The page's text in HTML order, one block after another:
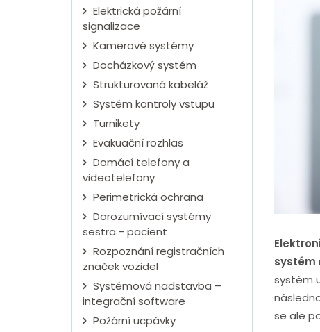
Elektrická požární
signalizace
Kamerové systémy
Docházkový systém
Strukturovaná kabeláž
Systém kontroly vstupu
Turnikety
Evakuační rozhlas
Domácí telefony a
videotelefony
Perimetrická ochrana
Dorozumívací systémy
sestra - pacient
Rozpoznání registračních
značek vozidel
Systémová nadstavba –
integrační software
Požární ucpávky
systém
systém
se ale